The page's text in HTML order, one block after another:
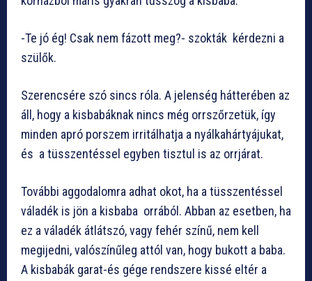
-Te jó ég! Csak nem fázott meg?- szokták kérdezni a
szülők.
Szerencsére szó sincs róla. A jelenség hátterében az
áll, hogy a kisbabáknak nincs még orrszőrzetük, így
minden apró porszem irritálhatja a nyálkahártyájukat,
és a tüsszentéssel egyben tisztul is az orrjárat.
További aggodalomra adhat okot, ha a tüsszentéssel
váladék is jön a kisbaba orrából. Abban az esetben, ha
ez a váladék átlátszó, vagy fehér színű, nem kell
megijedni, valószínűleg attól van, hogy bukott a baba.
A kisbabák garat-és gége rendszere kissé eltér a